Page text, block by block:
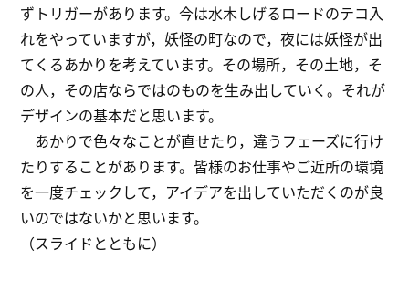
ずトリガーがあります。今は水木しげるロードのテコ入
れをやっていますが，妖怪の町なので，夜には妖怪が出
てくるあかりを考えています。その場所，その土地，そ
の人，その店ならではのものを生み出していく。それが
デザインの基本だと思います。
あかりで色々なことが直せたり，違うフェーズに行け
たりすることがあります。皆様のお仕事やご近所の環境
を一度チェックして，アイデアを出していただくのが良
いのではないかと思います。
（スライドとともに）